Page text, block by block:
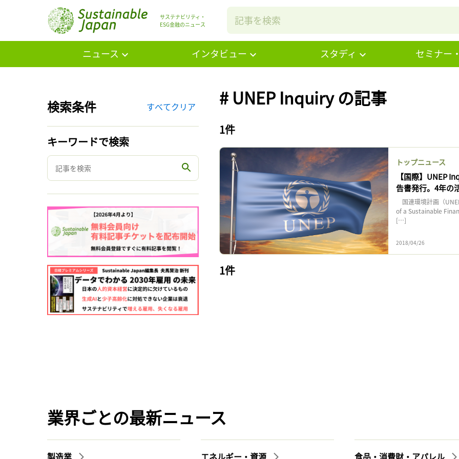
サステナビリティ・
ESG金融のニュース
ニュース インタビュー スタディ セミナー
検索条件 すべてクリア
キーワードで検索
# UNEP Inquiry の記事
1件
トップニュース
【国際】UNEP
告書発行。4年の
国連環境計画（
of a Sustainable
[…]
2018/04/26
1件
業界ごとの最新ニュース